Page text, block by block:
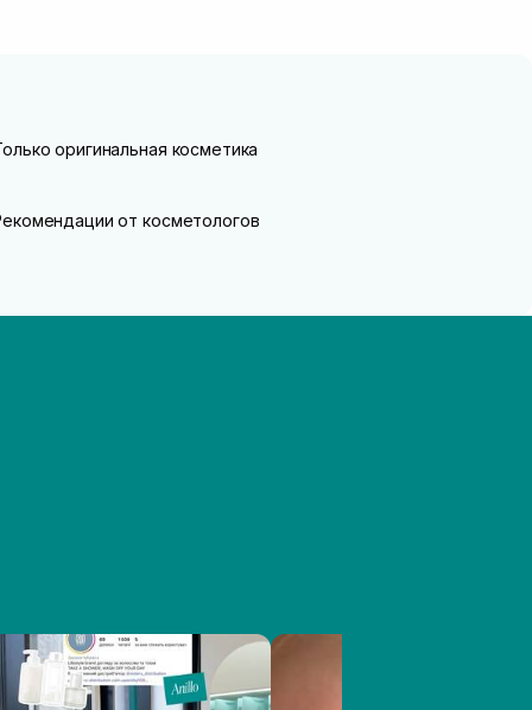
оригинальная косметика
от косметологов